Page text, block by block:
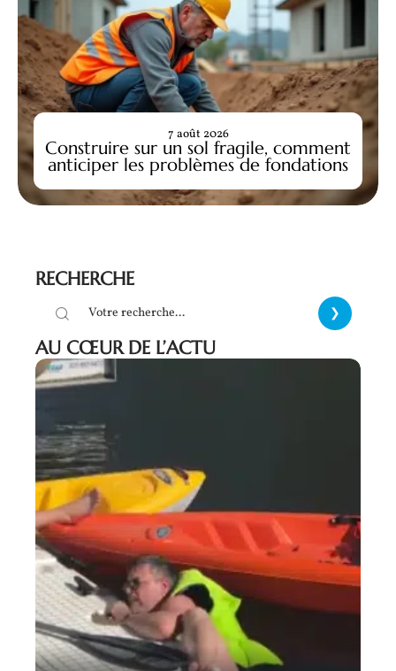
Construire sur un sol fragile, comment
anticiper les problèmes de fondations
7 août 2026
RECHERCHE
AU CŒUR DE L’ACTU